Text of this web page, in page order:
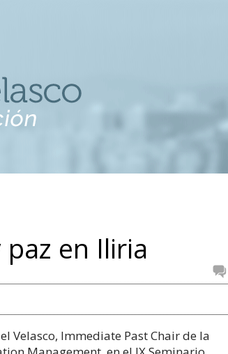
en Iliria
Velasco, Immediate Past Chair de la